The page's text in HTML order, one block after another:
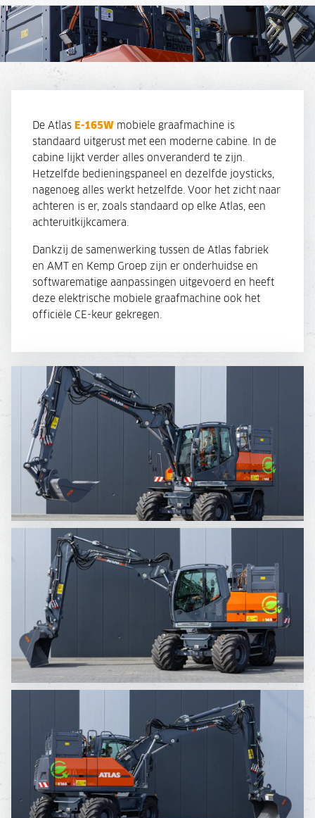
De Atlas E-165W mobiele graafmachine is
standaard uitgerust met een moderne cabine. In de
cabine lijkt verder alles onveranderd te zijn.
Hetzelfde bedieningspaneel en dezelfde joysticks,
nagenoeg alles werkt hetzelfde. Voor het zicht naar
achteren is er, zoals standaard op elke Atlas, een
achteruitkijkcamera.
Dankzij de samenwerking tussen de Atlas fabriek
en AMT en Kemp Groep zijn er onderhuidse en
softwarematige aanpassingen uitgevoerd en heeft
deze elektrische mobiele graafmachine ook het
officiële CE-keur gekregen.